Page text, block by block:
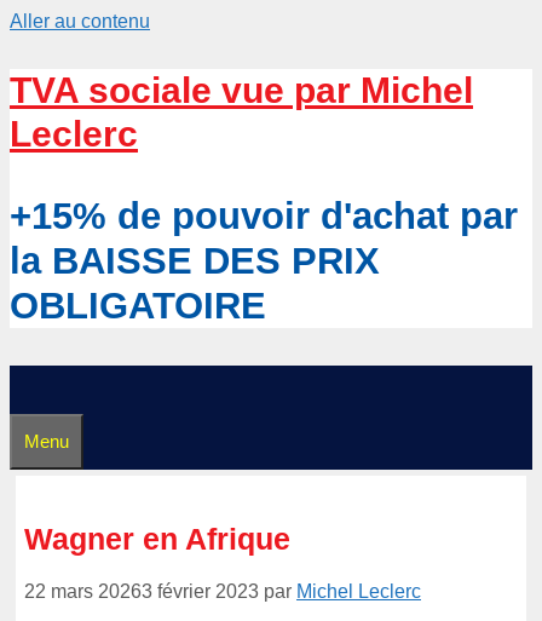
Aller au contenu
TVA sociale vue par Michel
Leclerc
+15% de pouvoir d'achat par
la BAISSE DES PRIX
OBLIGATOIRE
Menu
Wagner en Afrique
22 mars 20263 février 2023 par Michel Leclerc